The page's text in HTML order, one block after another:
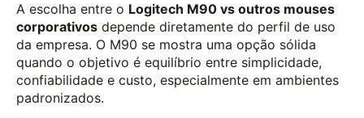
A escolha entre o Logitech M90 vs outros mouses
corporativos depende diretamente do perfil de uso
da empresa. O M90 se mostra uma opção sólida
quando o objetivo é equilíbrio entre simplicidade,
confiabilidade e custo, especialmente em ambientes
padronizados.